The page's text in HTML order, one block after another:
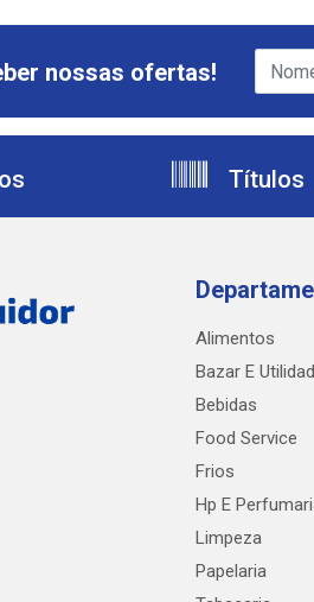
nossas ofertas!
Títulos
Alimentos
Bazar E
Bebidas
Food Service
Frios
Hp E
Limpeza
Papelaria